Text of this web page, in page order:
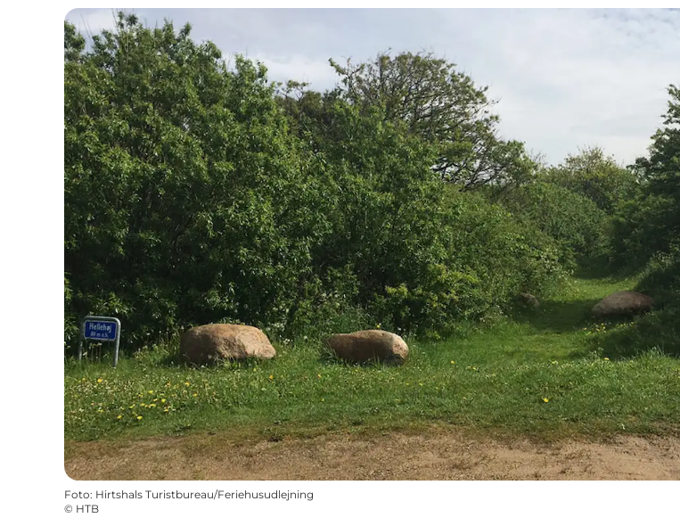
Foto: Hirtshals Turistbureau/Feriehusudlejning
© HTB